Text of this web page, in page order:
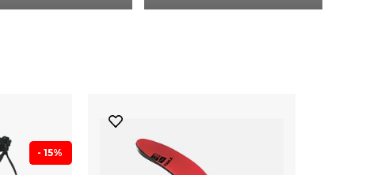
- 15%